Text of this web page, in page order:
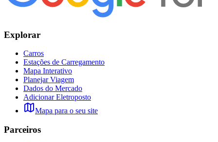
Explorar
Carros
Estações de Carregamento
Mapa Interativo
Planejar Viagem
Dados do Mercado
Adicionar Eletroposto
Mapa para o seu site
Parceiros